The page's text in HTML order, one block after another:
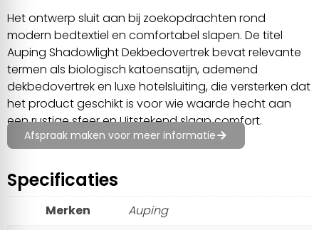
Het ontwerp sluit aan bij zoekopdrachten rond
modern bedtextiel en comfortabel slapen. De titel
Auping Shadowlight Dekbedovertrek bevat relevante
termen als biologisch katoensatijn, ademend
dekbedovertrek en luxe hotelsluiting, die versterken dat
het product geschikt is voor wie waarde hecht aan
een rustige sfeer en Uitstekend slaap comfort.
Afspraak maken voor meer informatie
Specificaties
Merken
Auping